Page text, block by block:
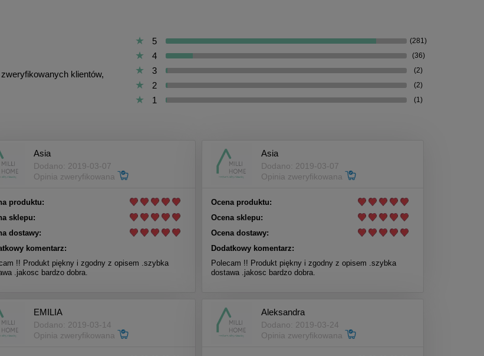
klientów,
5 (281)
4 (36)
3 (2)
2 (2)
1 (1)
Asia
Dodano: 2019-03-07
Opinia zweryfikowana
produktu:
sklepu:
dostawy:
komentarz:
!! Produkt piękny i zgodny z opisem .szybka
.jakosc bardzo dobra.
Asia
Dodano: 2019-03-07
Opinia zweryfikowana
Ocena produktu:
Ocena sklepu:
Ocena dostawy:
Dodatkowy komentarz:
Polecam !! Produkt piękny i zgodny z opisem .szybka
dostawa .jakosc bardzo dobra.
EMILIA
Dodano: 2019-03-14
Opinia zweryfikowana
Aleksandra
Dodano: 2019-03-24
Opinia zweryfikowana